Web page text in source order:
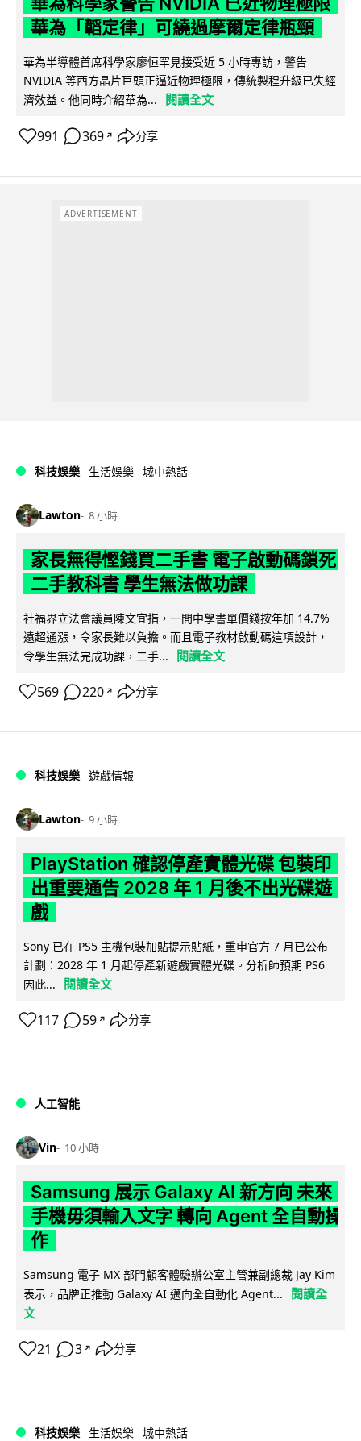
華為「韜定律」可繞過摩爾定律瓶頸
華為半導體首席科學家廖恒罕見接受近 5 小時專訪，警告
NVIDIA 等西方晶片巨頭正逼近物理極限，傳統製程升級已失經
濟效益。他同時介紹華為...
閱讀全文
991 369 ↗ 分享
ADVERTISEMENT
科技娛樂 生活娛樂 城中熱話
Lawton 8 小時
家長無得慳錢買二手書 電子啟動碼鎖死
二手教科書 學生無法做功課
社福界立法會議員陳文宜指，一間中學書單價錢按年加 14.7%
遠超通漲，令家長難以負擔。而且電子教材啟動碼這項設計，
令學生無法完成功課，二手...
閱讀全文
569 220 ↗ 分享
科技娛樂 遊戲情報
Lawton 9 小時
PlayStation 確認停產實體光碟 包裝印
出重要通告 2028 年 1 月後不出光碟遊
戲
Sony 已在 PS5 主機包裝加貼提示貼紙，重申官方 7 月已公布
計劃：2028 年 1 月起停產新遊戲實體光碟。分析師預期 PS6
因此...
閱讀全文
117 59 ↗ 分享
人工智能
Vin 10 小時
Samsung 展示 Galaxy AI 新方向 未來
手機毋須輸入文字 轉向 Agent 全自動操
作
Samsung 電子 MX 部門顧客體驗辦公室主管兼副總裁 Jay Kim
表示，品牌正推動 Galaxy AI 邁向全自動化 Agent...
閱讀全
文
21 3 ↗ 分享
科技娛樂 生活娛樂 城中熱話